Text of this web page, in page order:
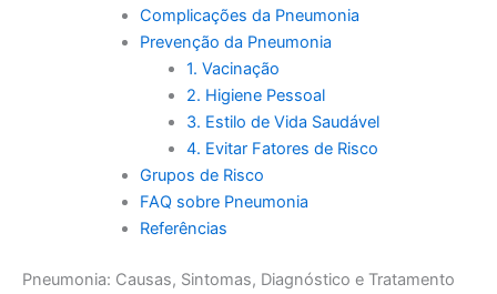
Complicações da Pneumonia
Prevenção da Pneumonia
1. Vacinação
2. Higiene Pessoal
3. Estilo de Vida Saudável
4. Evitar Fatores de Risco
Grupos de Risco
FAQ sobre Pneumonia
Referências
Pneumonia: Causas, Sintomas, Diagnóstico e Tratamento